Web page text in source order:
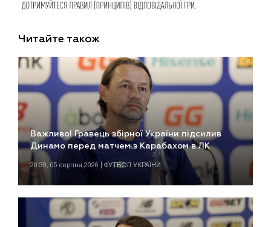
Читайте також
Важливо! Гравець збірної України підсилив
Динамо перед матчем з Карабахом в ЛК
20:39, 05 серпня 2026 | ФУТБОЛ УКРАЇНИ